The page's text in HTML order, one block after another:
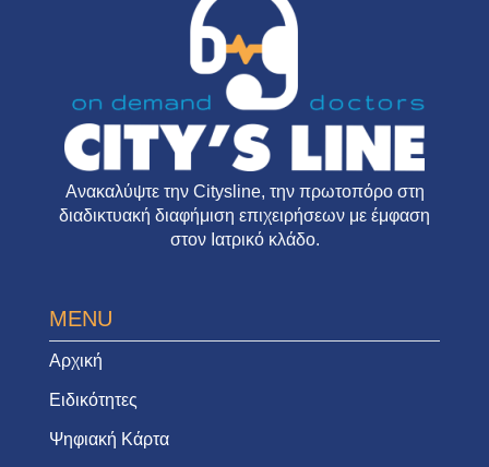
Ανακαλύψτε την Citysline, την πρωτοπόρο στη
διαδικτυακή διαφήμιση επιχειρήσεων με έμφαση
στον Ιατρικό κλάδο.
MENU
Αρχική
Ειδικότητες
Ψηφιακή Κάρτα